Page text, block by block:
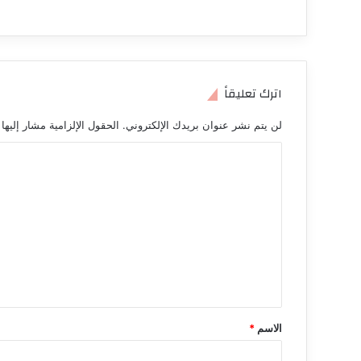
اترك تعليقاً
لن يتم نشر عنوان بريدك الإلكتروني. الحقول الإلزامية مشار إليها
*
الاسم *